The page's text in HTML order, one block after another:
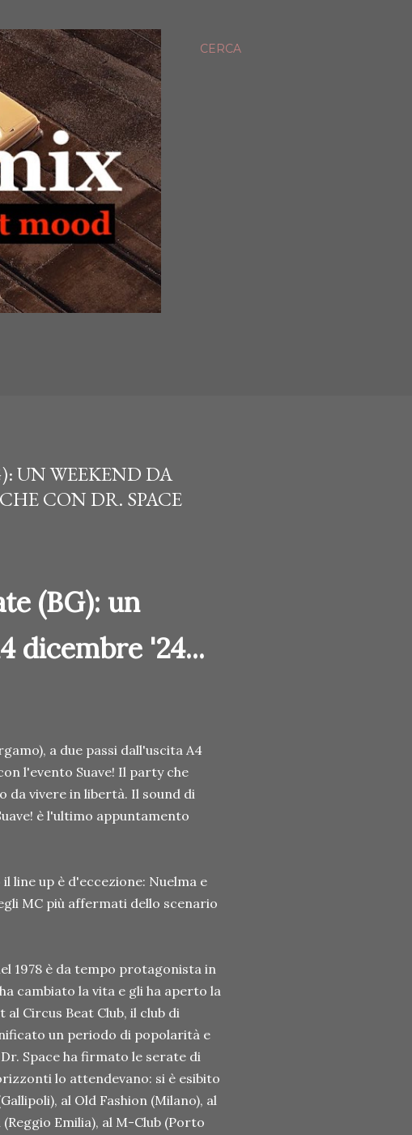
CERCA
UN WEEKEND DA
CON DR. SPACE
(BG): un
dicembre '24...
a due passi dall'uscita A4
l'evento Suave! Il party che
vivere in libertà. Il sound di
è l'ultimo appuntamento
line up è d'eccezione: Nuelma e
MC più affermati dello scenario
1978 è da tempo protagonista in
cambiato la vita e gli ha aperto la
Circus Beat Club, il club di
un periodo di popolarità e
Space ha firmato le serate di
lo attendevano: si è esibito
al Old Fashion (Milano), al
(Reggio Emilia), al M-Club (Porto